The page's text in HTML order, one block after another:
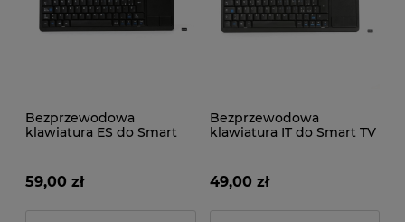
Bezprzewodowa
klawiatura ES do Smart
59,00 zł
Bezprzewodowa
klawiatura IT do Smart TV
49,00 zł